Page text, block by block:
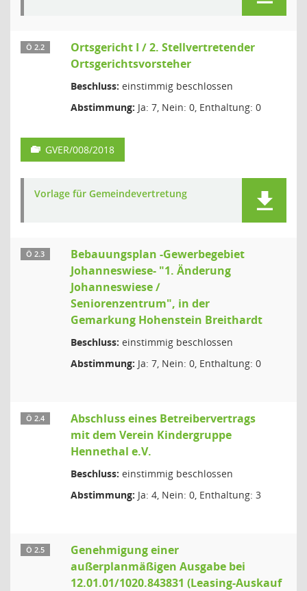
Ö 2.2
Ortsgericht I / 2. Stellvertretender
Ortsgerichtsvorsteher
Beschluss: einstimmig beschlossen
Abstimmung: Ja: 7, Nein: 0, Enthaltung: 0
GVER/008/2018
Vorlage für Gemeindevertretung
Ö 2.3
Bebauungsplan -Gewerbegebiet
Johanneswiese- "1. Änderung
Johanneswiese /
Seniorenzentrum", in der
Gemarkung Hohenstein Breithardt
Beschluss: einstimmig beschlossen
Abstimmung: Ja: 7, Nein: 0, Enthaltung: 0
Ö 2.4
Abschluss eines Betreibervertrags
mit dem Verein Kindergruppe
Hennethal e.V.
Beschluss: einstimmig beschlossen
Abstimmung: Ja: 4, Nein: 0, Enthaltung: 3
Ö 2.5
Genehmigung einer
außerplanmäßigen Ausgabe bei
12.01.01/1020.843831 (Leasing-Auskauf